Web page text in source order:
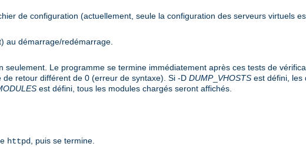
de configuration (actuellement, seule la configuration des serveurs virtuels
au démarrage/redémarrage.
Le programme se termine immédiatement après ces tests de
retour différent de 0 (erreur de syntaxe). Si -D DUMP_ VHOSTS est défini, les
est défini, tous les modules chargés seront affichés.
httpd
, puis se termine.